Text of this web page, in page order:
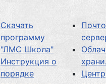
Скачать
программу
"ЛМС Школа"
Инструкция о
порядке
Центр